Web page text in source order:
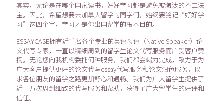
其实，无论是在哪个国家读书，好好学习都是避免被淘汰的不二法
宝。因此，希望想要去加拿大留学的同学们，始终要铭记“好好学
习”这四个字，学习才是你出国留学的根本目的。
ESSAYCASE拥有近千名各个专业的英语母语（Native Speaker）论
文代写专家，一直以精细周到的留学生论文代写服务而广受客户赞
扬。无论您向我机构委托何种服务，我们都会竭力完成，致力于为
广大客户提供更好的论文代写essay代写服务和论文润色服务，以
求各位朋友的留学之路更加舒心和通畅。我们为广大留学生提供了
近十万次周到细致的代写服务和帮助，获得了广大留学生的好评和
信任。